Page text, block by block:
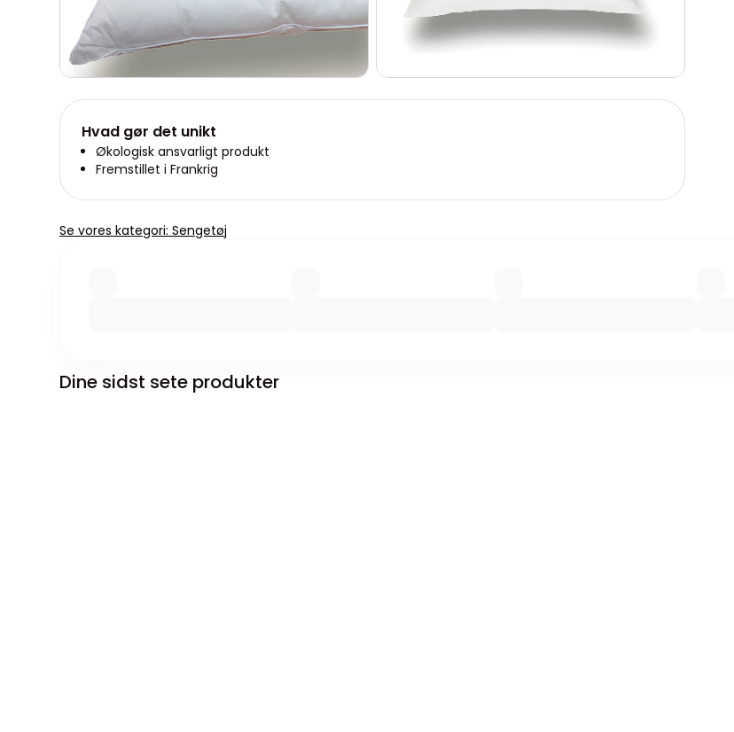
Hvad gør det unikt
Økologisk ansvarligt produkt
Fremstillet i Frankrig
Se vores kategori: Sengetøj
Dine sidst sete produkter